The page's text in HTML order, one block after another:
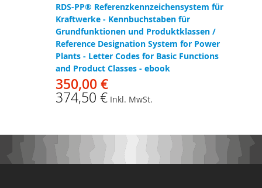
RDS-PP® Referenzkennzeichensystem für
Kraftwerke - Kennbuchstaben für
Grundfunktionen und Produktklassen /
Reference Designation System for Power
Plants - Letter Codes for Basic Functions
and Product Classes - ebook
350,00 €
374,50 € Inkl. MwSt.